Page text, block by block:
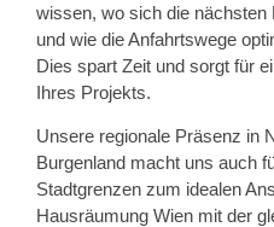
wissen, wo sich die nächsten
und wie die Anfahrtswege
Dies spart Zeit und sorgt für
Ihres Projekts.
Unsere regionale Präsenz in
Burgenland macht uns auch
Stadtgrenzen zum idealen
Hausräumung Wien mit der